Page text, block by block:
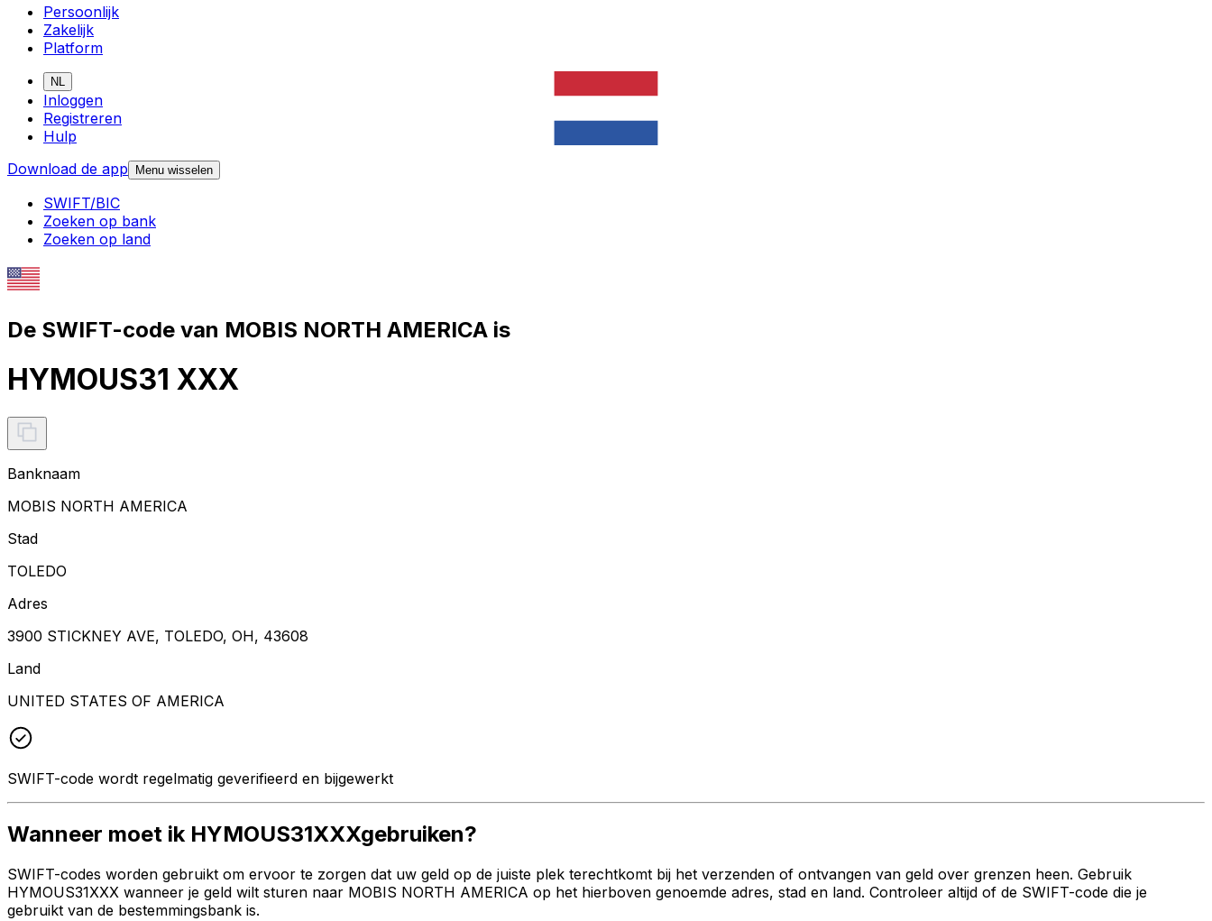
Persoonlijk
Zakelijk
Platform
NL
Inloggen
Registreren
Hulp
Download de app
Menu wisselen
SWIFT/BIC
Zoeken op bank
Zoeken op land
De SWIFT-code van MOBIS NORTH AMERICA is
HYMOUS31 XXX
Banknaam
MOBIS NORTH AMERICA
Stad
TOLEDO
Adres
3900 STICKNEY AVE, TOLEDO, OH, 43608
Land
UNITED STATES OF AMERICA
SWIFT-code wordt regelmatig geverifieerd en bijgewerkt
Wanneer moet ik HYMOUS31XXXgebruiken?
SWIFT-codes worden gebruikt om ervoor te zorgen dat uw geld op de juiste plek terechtkomt bij het verzenden of ontvangen van geld over grenzen heen. Gebruik
HYMOUS31XXX wanneer je geld wilt sturen naar MOBIS NORTH AMERICA op het hierboven genoemde adres, stad en land. Controleer altijd of de SWIFT-code die je
gebruikt van de bestemmingsbank is.